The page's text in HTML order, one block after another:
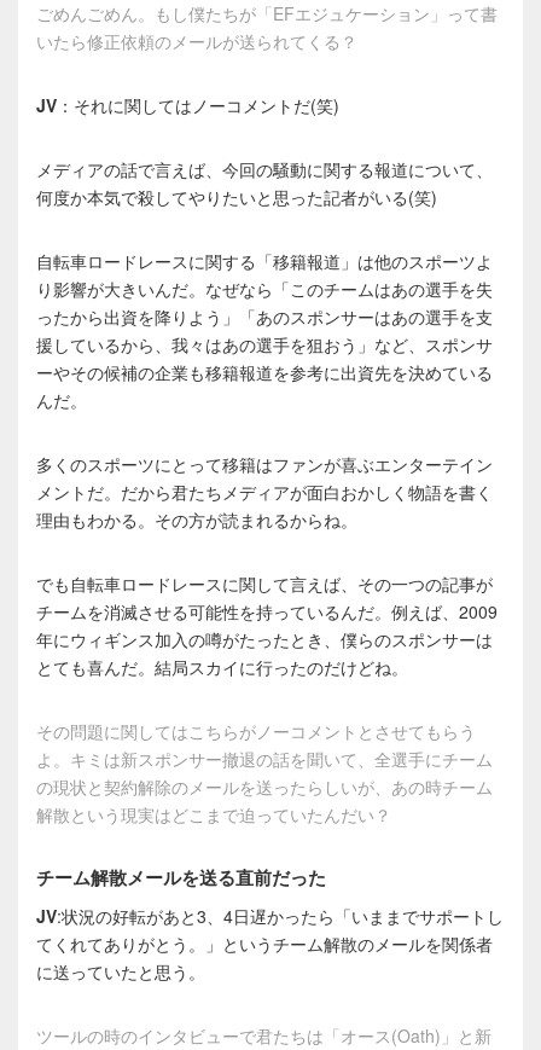
ごめんごめん。もし僕たちが「EFエジュケーション」って書
いたら修正依頼のメールが送られてくる？
JV ：それに関してはノーコメントだ(笑)
メディアの話で言えば、今回の騒動に関する報道について、
何度か本気で殺してやりたいと思った記者がいる(笑)
自転車ロードレースに関する「移籍報道」は他のスポーツよ
り影響が大きいんだ。なぜなら「このチームはあの選手を失
ったから出資を降りよう」「あのスポンサーはあの選手を支
援しているから、我々はあの選手を狙おう」など、スポンサ
ーやその候補の企業も移籍報道を参考に出資先を決めている
んだ。
多くのスポーツにとって移籍はファンが喜ぶエンターテイン
メントだ。だから君たちメディアが面白おかしく物語を書く
理由もわかる。その方が読まれるからね。
でも自転車ロードレースに関して言えば、その一つの記事が
チームを消滅させる可能性を持っているんだ。例えば、2009
年にウィギンス加入の噂がたったとき、僕らのスポンサーは
とても喜んだ。結局スカイに行ったのだけどね。
その問題に関してはこちらがノーコメントとさせてもらう
よ。キミは新スポンサー撤退の話を聞いて、全選手にチーム
の現状と契約解除のメールを送ったらしいが、あの時チーム
解散という現実はどこまで迫っていたんだい？
チーム解散メールを送る直前だった
JV:状況の好転があと3、4日遅かったら「いままでサポートし
てくれてありがとう。」というチーム解散のメールを関係者
に送っていたと思う。
ツールの時のインタビューで君たちは「オース(Oath)」と新